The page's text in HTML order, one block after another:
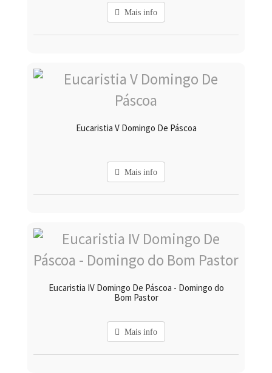
Mais info
Eucaristia V Domingo De Páscoa
Mais info
Eucaristia IV Domingo De Páscoa - Domingo do
Bom Pastor
Mais info